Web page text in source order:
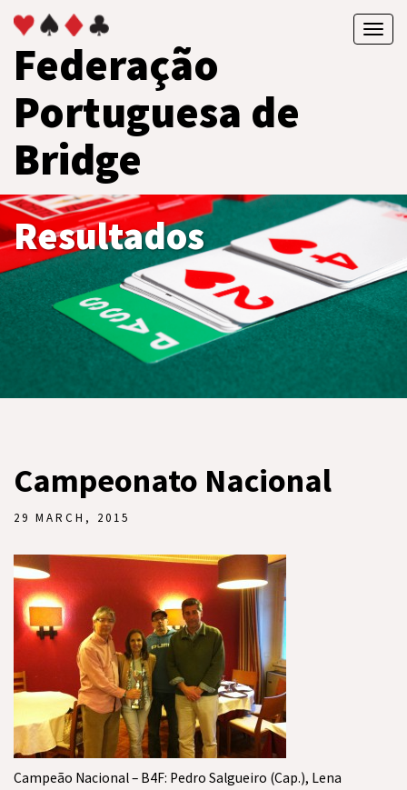
Federação
Portuguesa de
Bridge
Resultados
Campeonato Nacional
29 MARCH, 2015
Campeão Nacional – B4F: Pedro Salgueiro (Cap.), Lena